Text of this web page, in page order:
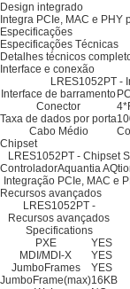
Design integrado
Integra PCIe, MAC e
Especificações
Especificações Técnicas
Detalhes técnicos
Interface e conexão
LRES1052PT -
Interface de barramento
Conector
Taxa de dados por porta
Cabo Médio
Chipset
LRES1052PT - Chipset
ControladorAquantia
Integração PCIe, MAC e
Recursos avançados
LRES1052PT -
Recursos avançados
Specifications
PXE
YES
MDI/MDI-X
YES
JumboFrames
YES
JumboFrame(max)16KB